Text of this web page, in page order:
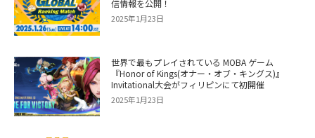
信情報を公開！
2025年1月23日
世界で最もプレイされている MOBA ゲーム
『Honor of Kings(オナー・オブ・キングス)』
Invitational大会がフィリピンにて初開催
2025年1月23日